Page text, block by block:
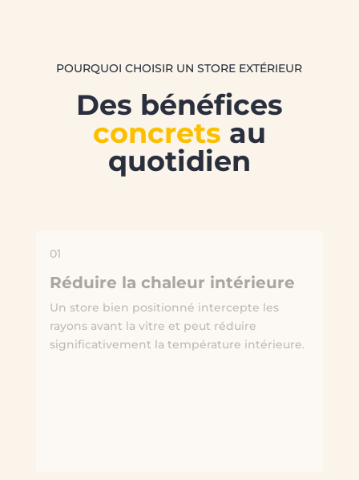
POURQUOI CHOISIR UN STORE EXTÉRIEUR
Des bénéfices
concrets au
quotidien
01
Réduire la chaleur intérieure
Un store bien positionné intercepte les
rayons avant la vitre et peut réduire
significativement la température intérieure.